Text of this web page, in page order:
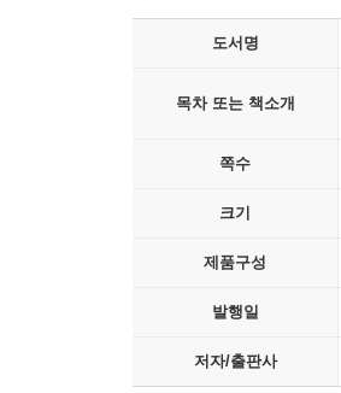
도서명
목차 또는 책소개
쪽수
크기
제품구성
발행일
저자/출판사